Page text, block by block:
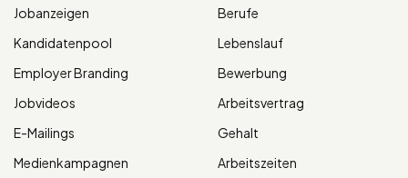
Jobanzeigen
Kandidatenpool
Employer Branding
Jobvideos
E-Mailings
Medienkampagnen
Berufe
Lebenslauf
Bewerbung
Arbeitsvertrag
Gehalt
Arbeitszeiten